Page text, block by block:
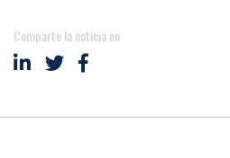
Comparte la noticia en
Compartir en LinkedIn
Compartir en Twitter
Compartir en Facebook